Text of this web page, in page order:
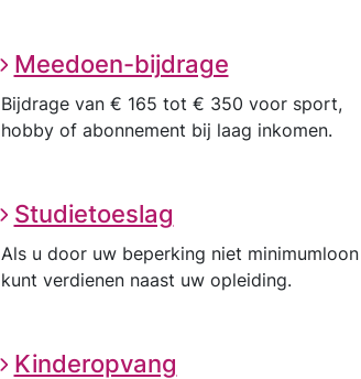
Meedoen-bijdrage
Bijdrage van € 165 tot € 350 voor sport,
hobby of abonnement bij laag inkomen.
Studietoeslag
Als u door uw beperking niet minimumloon
kunt verdienen naast uw opleiding.
Kinderopvang